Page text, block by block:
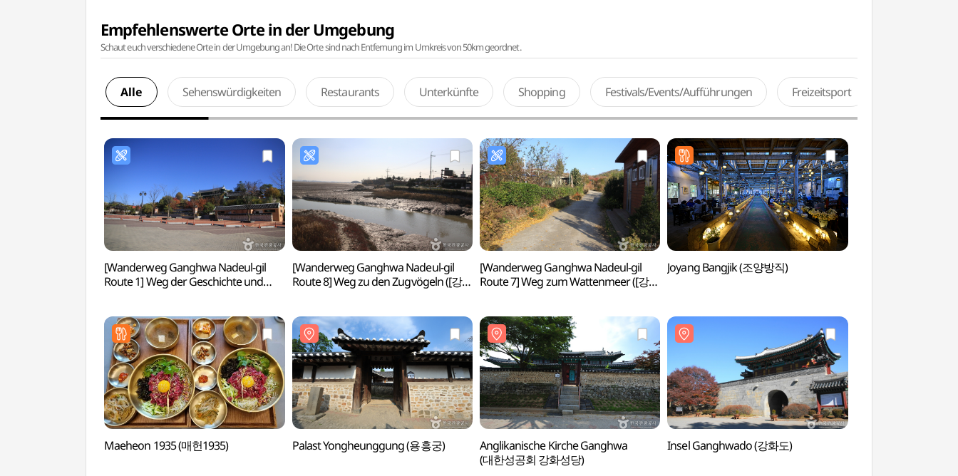
Empfehlenswerte Orte in der Umgebung
Schaut euch verschiedene Orte in der Umgebung an! Die Orte sind nach Entfernung im Umkreis von 50km geordnet.
Alle Sehenswürdigkeiten Restaurants Unterkünfte Shopping Festivals/Events/Aufführungen Freizeitsport
[Wanderweg Ganghwa Nadeul-gil
Route 1] Weg der Geschichte und
[Wanderweg Ganghwa Nadeul-gil
Route 8] Weg zu den Zugvögeln ([강화
[Wanderweg Ganghwa Nadeul-gil
Route 7] Weg zum Wattenmeer ([강화
Joyang Bangjik (조양방직)
Maeheon 1935 (매헌1935) Palast Yongheunggung (용흥궁)
Anglikanische Kirche Ganghwa
(대한성공회 강화성당)
Insel Ganghwado (강화도)